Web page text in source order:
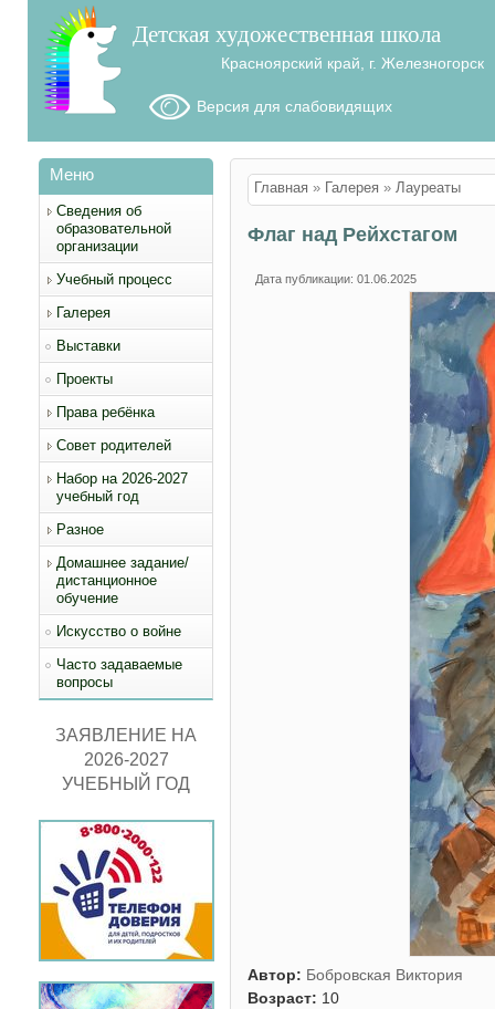
Детская художественная школа
Красноярский край, г. Железногорск
Версия для слабовидящих
Меню
Сведения об
образовательной
организации
Учебный процесс
Галерея
Выставки
Проекты
Права ребёнка
Совет родителей
Набор на 2026-2027
учебный год
Разное
Домашнее задание/
дистанционное
обучение
Искусство о войне
Часто задаваемые
вопросы
ЗАЯВЛЕНИЕ НА
2026-2027
УЧЕБНЫЙ ГОД
Вы здесь
Главная » Галерея » Лауреаты
Флаг над Рейхстагом
Дата публикации: 01.06.2025
Автор: Бобровская Виктория
Возраст: 10